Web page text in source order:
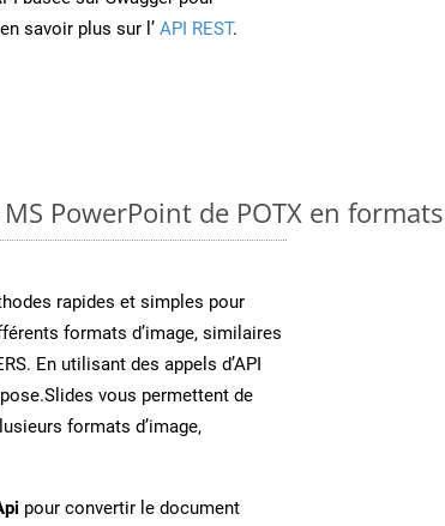
savoir plus sur l’ API REST.
PowerPoint de POTX en
rapides et simples pour
formats d’image, similaires
En utilisant des appels d’API
vous permettent de
formats d’image,
pour convertir le document